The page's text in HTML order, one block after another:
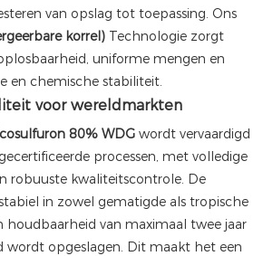
van opslag tot toepassing. Ons
korrel) Technologie zorgt
uniforme mengen en
en chemische stabiliteit.
voor wereldmarkten
80% WDG wordt vervaardigd
processen, met volledige
robuuste kwaliteitscontrole. De
in zowel gematigde als tropische
houdbaarheid van maximaal twee jaar
wordt opgeslagen. Dit maakt het een